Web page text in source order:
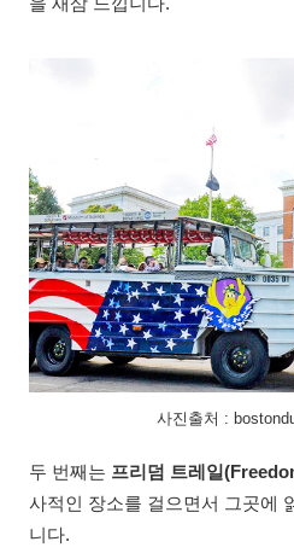
사진출처 :
두 번째는 프리덤 트레일
사적인 장소를 걸으면서 그곳에
니다.